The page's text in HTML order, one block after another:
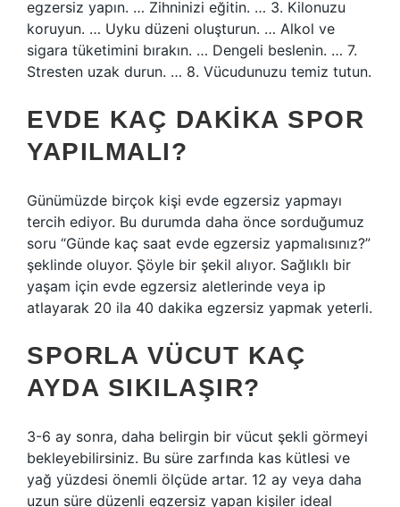
egzersiz yapın. … Zihninizi eğitin. … 3. Kilonuzu
koruyun. … Uyku düzeni oluşturun. … Alkol ve
sigara tüketimini bırakın. … Dengeli beslenin. … 7.
Stresten uzak durun. … 8. Vücudunuzu temiz tutun.
EVDE KAÇ DAKIKA SPOR
YAPILMALI?
Günümüzde birçok kişi evde egzersiz yapmayı
tercih ediyor. Bu durumda daha önce sorduğumuz
soru “Günde kaç saat evde egzersiz yapmalısınız?”
şeklinde oluyor. Şöyle bir şekil alıyor. Sağlıklı bir
yaşam için evde egzersiz aletlerinde veya ip
atlayarak 20 ila 40 dakika egzersiz yapmak yeterli.
SPORLA VÜCUT KAÇ
AYDA SIKILAŞIR?
3-6 ay sonra, daha belirgin bir vücut şekli görmeyi
bekleyebilirsiniz. Bu süre zarfında kas kütlesi ve
yağ yüzdesi önemli ölçüde artar. 12 ay veya daha
uzun süre düzenli egzersiz yapan kişiler ideal